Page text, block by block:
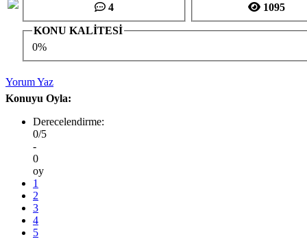
4
1095
KONU KALİTESİ
0%
Yorum Yaz
Konuyu Oyla:
Derecelendirme:
0/5
-
0
oy
1
2
3
4
5